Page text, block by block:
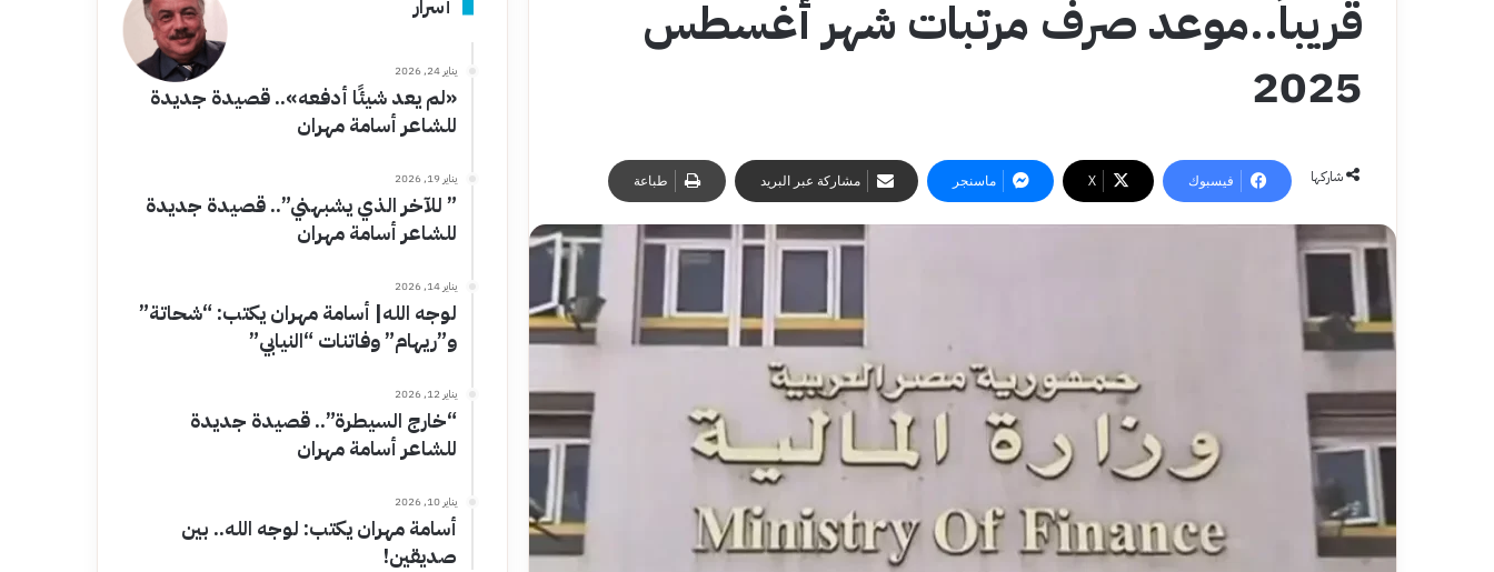
قريباً..موعد صرف مرتبات شهر أغسطس
2025
شاركها فيسبوك ‫X ماسنجر مشاركة عبر البريد طباعة
أسرار
يناير 24, 2026
«لم يعد شيئًا أدفعه».. قصيدة جديدة
للشاعر أسامة مهران
يناير 19, 2026
” للآخر الذي يشبهني”.. قصيدة جديدة
للشاعر أسامة مهران
يناير 14, 2026
لوجه الله| أسامة مهران يكتب: “شحاتة”
و”ريهام” وفاتنات “النيابي”
يناير 12, 2026
“خارج السيطرة”.. قصيدة جديدة
للشاعر أسامة مهران
يناير 10, 2026
أسامة مهران يكتب: لوجه الله.. بين
صديقين!